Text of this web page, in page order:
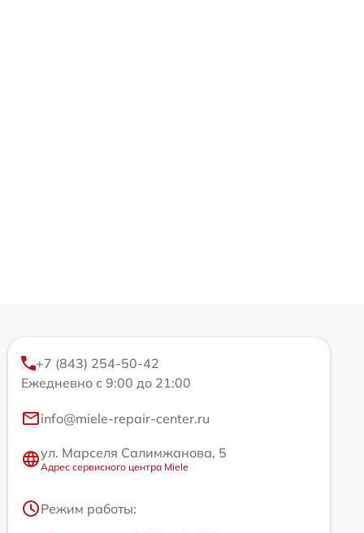
+7 (843) 254-50-42
Ежедневно с 9:00 до 21:00
info@miele-repair-center.ru
ул. Марселя Салимжанова, 5
Адрес сервисного центра Miele
Режим работы: